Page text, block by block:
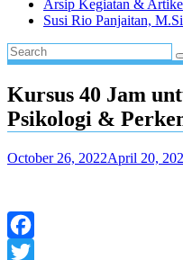
Arsip Kegiatan &
Susi Rio Panjaitan,
Kursus 40 Jam
Psikologi &
October 26, 2022April 20,
Facebook